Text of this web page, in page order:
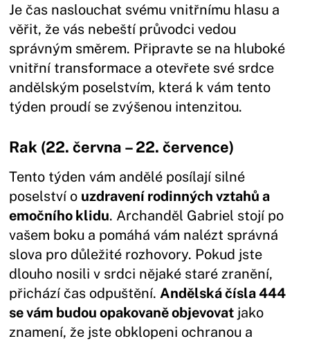
Je čas naslouchat svému vnitřnímu hlasu a
věřit, že vás nebeští průvodci vedou
správným směrem. Připravte se na hluboké
vnitřní transformace a otevřete své srdce
andělským poselstvím, která k vám tento
týden proudí se zvýšenou intenzitou.
Rak (22. června – 22. července)
Tento týden vám andělé posílají silné
poselství o uzdravení rodinných vztahů a
emočního klidu. Archanděl Gabriel stojí po
vašem boku a pomáhá vám nalézt správná
slova pro důležité rozhovory. Pokud jste
dlouho nosili v srdci nějaké staré zranění,
přichází čas odpuštění.Andělská čísla 444
se vám budou opakovaně objevovat jako
znamení, že jste obklopeni ochranou a